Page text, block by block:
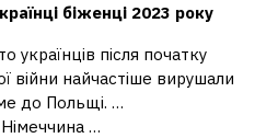
біженці2023 року
українців після початку
війни найчастіше вирушали
до Польщі. …
Німеччина …